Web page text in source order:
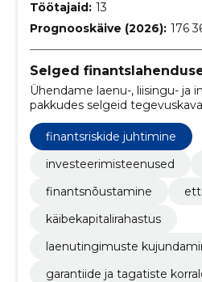
Töötajaid: 13
Prognooskäive (2026): 176
Selged
Ühendame laenu-, liisingu- ja
pakkudes selgeid
Aitame riske juhtida ja
finantsriskide juhtimine
investeerimisteenused
finantsnõustamine
käibekapitalirahastus
laenutingimuste
garantiide ja tagatiste